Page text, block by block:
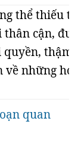
thể thiếu
cận,
thậm
về những
quan